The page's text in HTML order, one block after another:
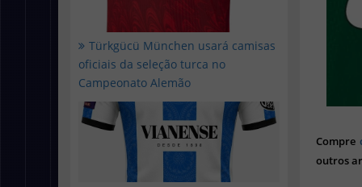
Türkgücü München usará camisas
oficiais da seleção turca no
Campeonato Alemão
Compre
outros